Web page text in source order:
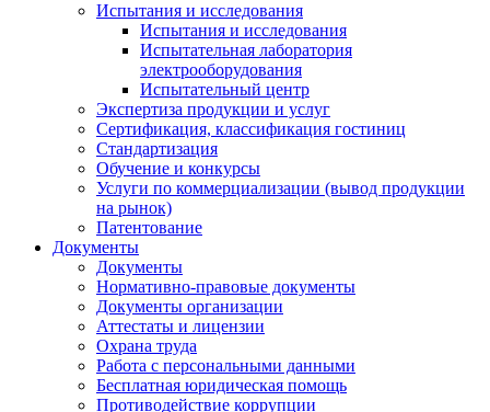
Испытания и исследования
Испытания и исследования
Испытательная лаборатория
электрооборудования
Испытательный центр
Экспертиза продукции и услуг
Сертификация, классификация гостиниц
Стандартизация
Обучение и конкурсы
Услуги по коммерциализации (вывод продукции
на рынок)
Патентование
Документы
Документы
Нормативно-правовые документы
Документы организации
Аттестаты и лицензии
Охрана труда
Работа с персональными данными
Бесплатная юридическая помощь
Противодействие коррупции